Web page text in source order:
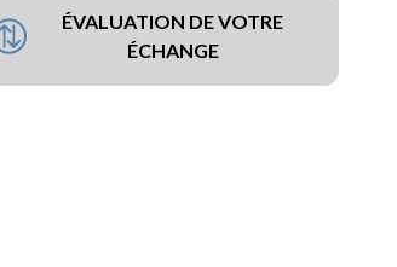
ÉVALUATION DE VOTRE
ÉCHANGE